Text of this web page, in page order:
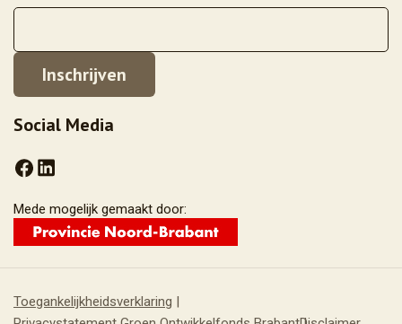
Social Media
Mede mogelijk gemaakt door:
Toegankelijkheidsverklaring